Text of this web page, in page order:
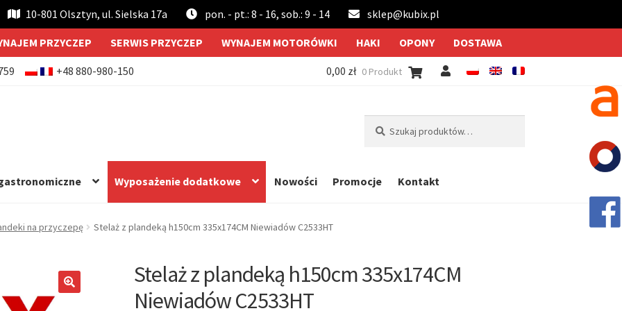
10-801 Olsztyn, ul. Sielska 17a pon. - pt.: 8 - 16, sob.: 9 - 14 sklep@kubix.pl
PRZYCZEP SERWIS PRZYCZEP WYNAJEM MOTORÓWKI HAKI OPONY DOSTAWA
+48 880-980-150 0,00 zł 0 Produkt
Wyposażenie dodatkowe Nowości Promocje Kontakt
na przyczepę Stelaż z plandeką h150cm 335x174CM Niewiadów C2533HT
Stelaż z plandeką h150cm 335x174CM
Niewiadów C2533HT